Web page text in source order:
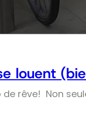
louent
rêve! Non